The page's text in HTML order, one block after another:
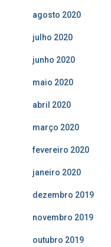
agosto 2020
julho 2020
junho 2020
maio 2020
abril 2020
março 2020
fevereiro 2020
janeiro 2020
dezembro 2019
novembro 2019
outubro 2019